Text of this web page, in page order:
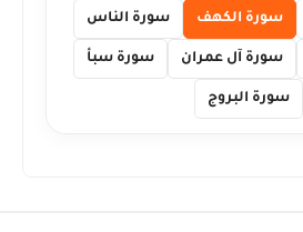
سورة الكهف سورة الناس
سورة آل عمران سورة سبأ
سورة البروج